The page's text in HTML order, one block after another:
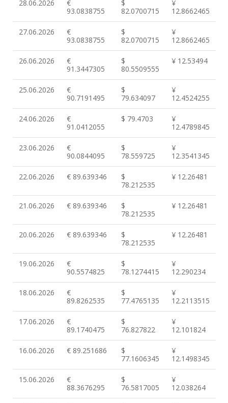
28.06.2026
€
93.0838755
$
82.0700715
¥
12.8662465
27.06.2026
€
93.0838755
$
82.0700715
¥
12.8662465
26.06.2026
€
91.3447305
$
80.5509555
¥ 12.53494
25.06.2026
€
90.7191495
$
79.634097
¥
12.4524255
24.06.2026
€
91.0412055
$ 79.4703
¥
12.4789845
23.06.2026
€
90.0844095
$
78.559725
¥
12.3541345
22.06.2026 € 89.639346
$
78.212535
¥ 12.26481
21.06.2026 € 89.639346
$
78.212535
¥ 12.26481
20.06.2026 € 89.639346
$
78.212535
¥ 12.26481
19.06.2026
€
90.5574825
$
78.1274415
¥
12.290234
18.06.2026
€
89.8262535
$
77.4765135
¥
12.2113515
17.06.2026
€
89.1740475
$
76.827822
¥
12.101824
16.06.2026 € 89.251686
$
77.1606345
¥
12.1498345
15.06.2026
€
88.3676295
$
76.5817005
¥
12.038264